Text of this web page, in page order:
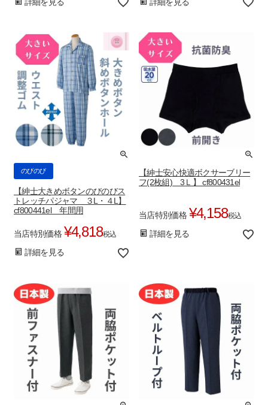
のびのび
【紳士大きめボタンのびのびス
トレッチパジャマ ３L・４L】
cf800441el 年間用
当店特別価格 ¥4,818税込
詳細を見る
【紳士安心快適ボクサーブリー
フ(2枚組) 3Ｌ】 cf800431el
当店特別価格 ¥4,158税込
詳細を見る